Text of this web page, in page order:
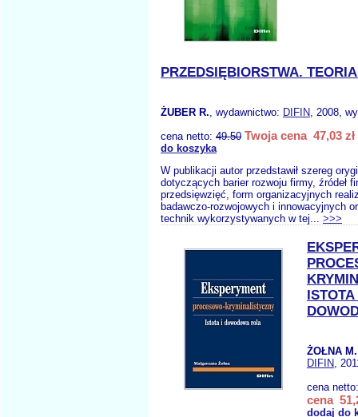
PRZEDSIĘBIORSTWA.
ŻUBER R., wydawnictwo: DIFIN, 2008,
cena netto: 49.50 Twoja cena 47,03 zł
do koszyka
W publikacji autor przedstawił szereg
dotyczących barier rozwoju firmy, źródeł
przedsięwzięć, form organizacyjnych
badawczo-rozwojowych i innowacyjnych
technik wykorzystywanych w tej... >>>
ISTOTA
ŻOŁNA M.
DIFIN,
cena
cena
dodaj do